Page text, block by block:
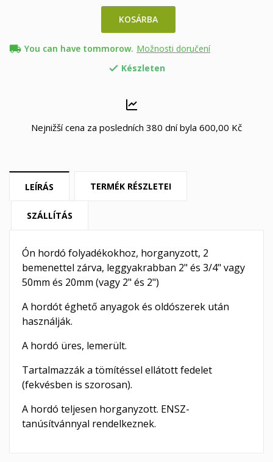
KOSÁRBA
local_shipping You can have tommorow. Možnosti doručení
 Készleten
Nejnižší cena za posledních 380 dní byla 600,00 Kč
LEÍRÁS TERMÉK RÉSZLETEI
SZÁLLÍTÁS
Ón hordó folyadékokhoz, horganyzott, 2
bemenettel zárva, leggyakrabban 2" és 3/4" vagy
50mm és 20mm (vagy 2" és 2")
A hordót éghető anyagok és oldószerek után
használják.
A hordó üres, lemerült.
Tartalmazzák a tömítéssel ellátott fedelet
(fekvésben is szorosan).
A hordó teljesen horganyzott. ENSZ-
tanúsítvánnyal rendelkeznek.